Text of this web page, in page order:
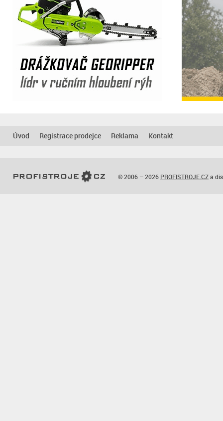
Úvod Registrace prodejce Reklama Kontakt
© 2006 – 2026 PROFISTROJE.CZa